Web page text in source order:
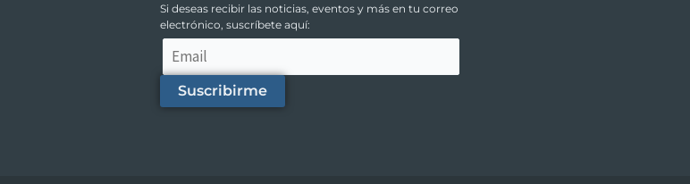
Si deseas recibir las noticias, eventos y más en tu correo
electrónico, suscríbete aquí:
Suscribirme